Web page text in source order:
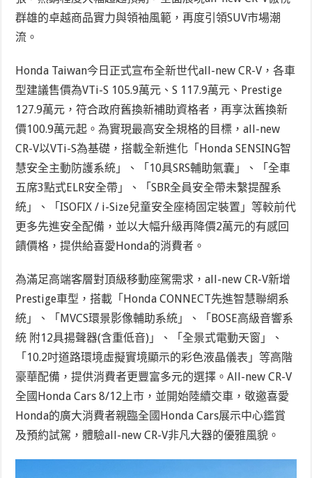
群雄的卓越商品實力與領袖風範，再度引領SUV市場潮
流。
Honda Taiwan今日正式宣布全新世代all-new CR-V，各車
型建議售價為VTi-S 105.9萬元、S 117.9萬元、Prestige
127.9萬元，符合政府舊換新補助資格者，再享汰舊換新
價100.9萬元起。為實現最高安全規格的目標，all-new
CR-V以VTi-S為基礎，搭載全新進化「Honda SENSING智
慧安全主動防護系統」、「10具SRS輔助氣囊」、「全車
五席3點式ELR安全帶」、「SBR全員安全帶未繫提醒系
統」、「ISOFIX / i-Size兒童安全座椅固定裝置」等較前代
更多先進安全配備，並以大幅升級再降價2萬元的有感回
饋價格，提供給喜愛Honda的消費者。
為滿足高端客層對頂級移動座駕需求，all-new CR-V新增
Prestige車型，搭載「Honda CONNECT先進智慧聯網系
統」、「MVCS環景影像輔助系統」、「BOSE高級音響系
統 附12具揚聲器(含重低音)」、「全景式電動天窗」、
「10.2吋道路環境虛擬實境顯示的彩色液晶儀表」等高階
豪華配備，提供消費者更豐富多元的選擇。All-new CR-V
全國Honda Cars 8/12上市，並開始陸續交車，敬邀喜愛
Honda的廣大消費者親臨全國Honda Cars展示中心鑑賞
及預約試駕，體驗all-new CR-V非凡大器的優雅風貌。